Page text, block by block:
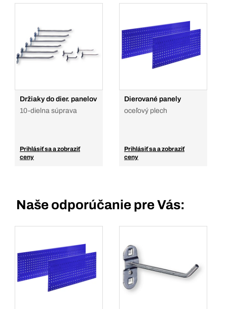
Držiaky do dier. panelov
10-dielna súprava
Prihlásiť sa a zobraziť
ceny
Dierované panely
oceľový plech
Prihlásiť sa a zobraziť
ceny
Naše odporúčanie pre Vás: